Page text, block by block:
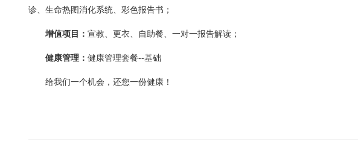
诊、生命热图消化系统、彩色报告书；
增值项目： 宣教、更衣、自助餐、一对一报告解读；
健康管理： 健康管理套餐--基础
给我们一个机会，还您一份健康！